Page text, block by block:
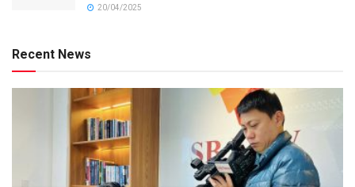
20/04/2025
Recent News